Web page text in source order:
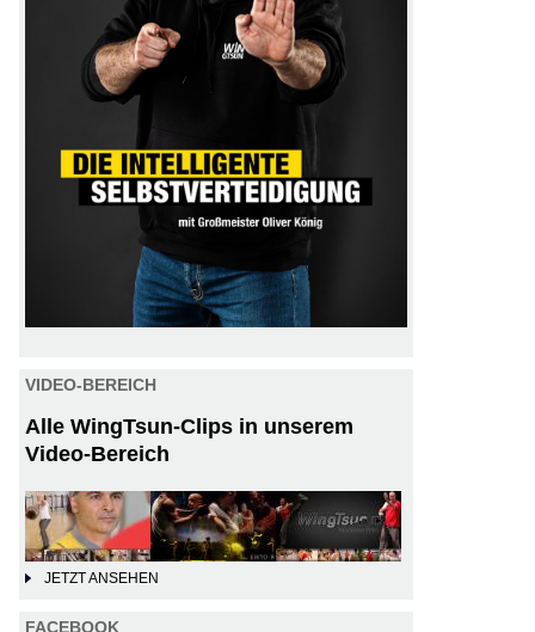
VIDEO-BEREICH
Alle WingTsun-Clips in unserem
Video-Bereich
JETZT ANSEHEN
FACEBOOK